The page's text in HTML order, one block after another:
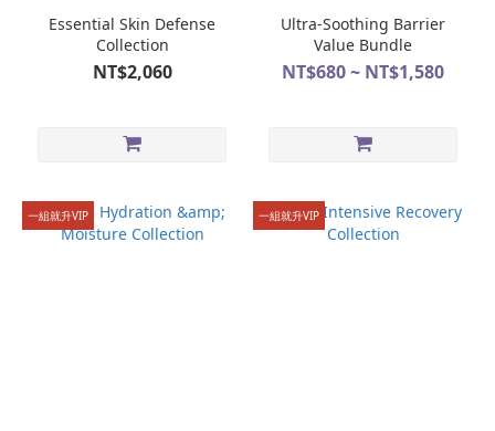
Essential Skin Defense
Collection
NT$2,060
Ultra-Soothing Barrier
Value Bundle
NT$680 ~ NT$1,580
一組就升VIP 一組就升VIP